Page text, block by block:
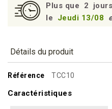
Plus que 2
le
Jeudi 13/08
Détails du produit
Référence TCC10
Caractéristiques